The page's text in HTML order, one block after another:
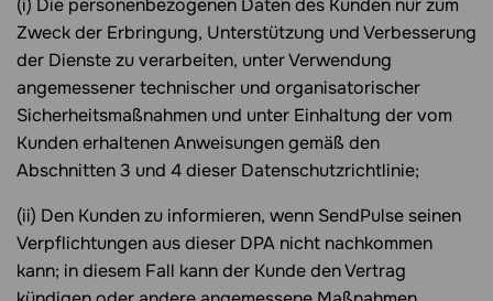
(i) Die personenbezogenen Daten des Kunden nur zum
Zweck der Erbringung, Unterstützung und Verbesserung
der Dienste zu verarbeiten, unter Verwendung
angemessener technischer und organisatorischer
Sicherheitsmaßnahmen und unter Einhaltung der vom
Kunden erhaltenen Anweisungen gemäß den
Abschnitten 3 und 4 dieser Datenschutzrichtlinie;
(ii) Den Kunden zu informieren, wenn SendPulse seinen
Verpflichtungen aus dieser DPA nicht nachkommen
kann; in diesem Fall kann der Kunde den Vertrag